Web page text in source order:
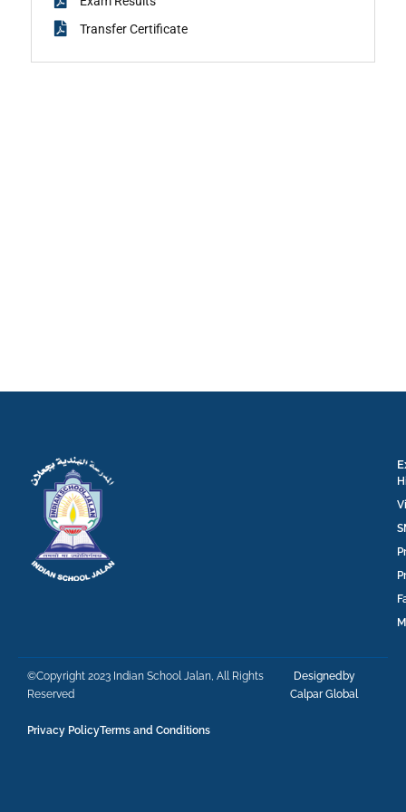
Transfer Certificate
©Copyright 2023 Indian School Jalan, All Rights
Reserved
Designedby
Calpar Global
Privacy PolicyTerms and Conditions